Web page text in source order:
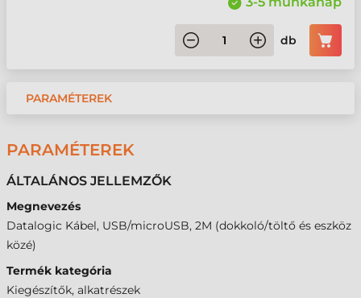
db
PARAMÉTEREK
PARAMÉTEREK
ÁLTALÁNOS JELLEMZŐK
Megnevezés
Datalogic Kábel, USB/microUSB, 2M (dokkoló/töltő és eszköz
közé)
Termék kategória
Kiegészítők, alkatrészek